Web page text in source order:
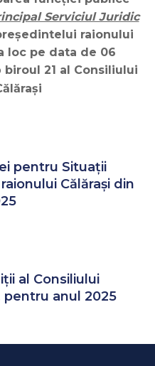
Serviciul Juridic
raionului
loc pe data de 06
biroul 21 al Consiliului
pentru Situații
Călărași din
al Consiliului
pentru anul 2025